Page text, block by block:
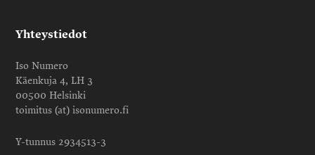
Yhteystiedot
Iso Numero
Käenkuja 4, LH 3
00500 Helsinki
toimitus (at) isonumero.fi
Y-tunnus 2934513-3